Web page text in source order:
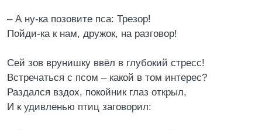
– А ну-ка позовите пса: Трезор!
Пойди-ка к нам, дружок, на разговор!
Сей зов врунишку ввёл в глубокий стресс!
Встречаться с псом – какой в том интерес?
Раздался вздох, покойник глаз открыл,
И к удивленью птиц заговорил: